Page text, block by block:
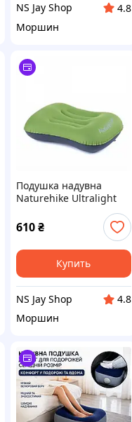
NS Jay Shop
4.8
Моршин
Подушка надувна
Naturehike Ultralight
зелена
610 ₴
Купить
NS Jay Shop
4.8
Моршин